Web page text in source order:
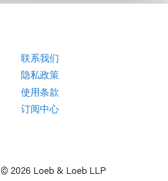
联系我们
隐私政策
使用条款
订阅中心
© 2026 Loeb & Loeb LLP